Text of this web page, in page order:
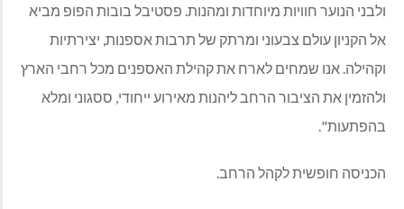
ולבני הנוער חוויות מיוחדות ומהנות. פסטיבל בובות הפופ מביא
אל הקניון עולם צבעוני ומרתק של תרבות אספנות, יצירתיות
וקהילה. אנו שמחים לארח את קהילת האספנים מכל רחבי הארץ
ולהזמין את הציבור הרחב ליהנות מאירוע ייחודי, ססגוני ומלא
בהפתעות".
הכניסה חופשית לקהל הרחב.